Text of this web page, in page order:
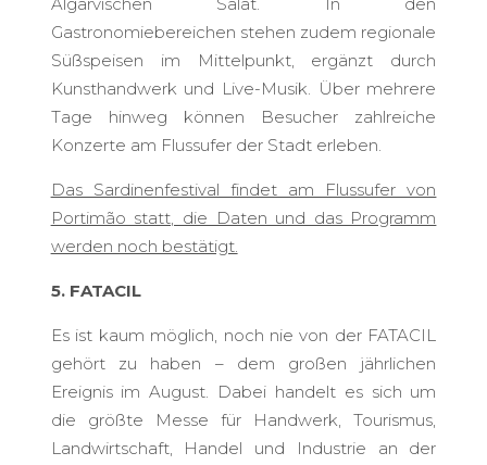
Algarvischen Salat. In den
Gastronomiebereichen stehen zudem regionale
Süßspeisen im Mittelpunkt, ergänzt durch
Kunsthandwerk und Live-Musik. Über mehrere
Tage hinweg können Besucher zahlreiche
Konzerte am Flussufer der Stadt erleben.
Das Sardinenfestival findet am Flussufer von
Portimão statt, die Daten und das Programm
werden noch bestätigt.
5. FATACIL
Es ist kaum möglich, noch nie von der FATACIL
gehört zu haben – dem großen jährlichen
Ereignis im August. Dabei handelt es sich um
die größte Messe für Handwerk, Tourismus,
Landwirtschaft, Handel und Industrie an der